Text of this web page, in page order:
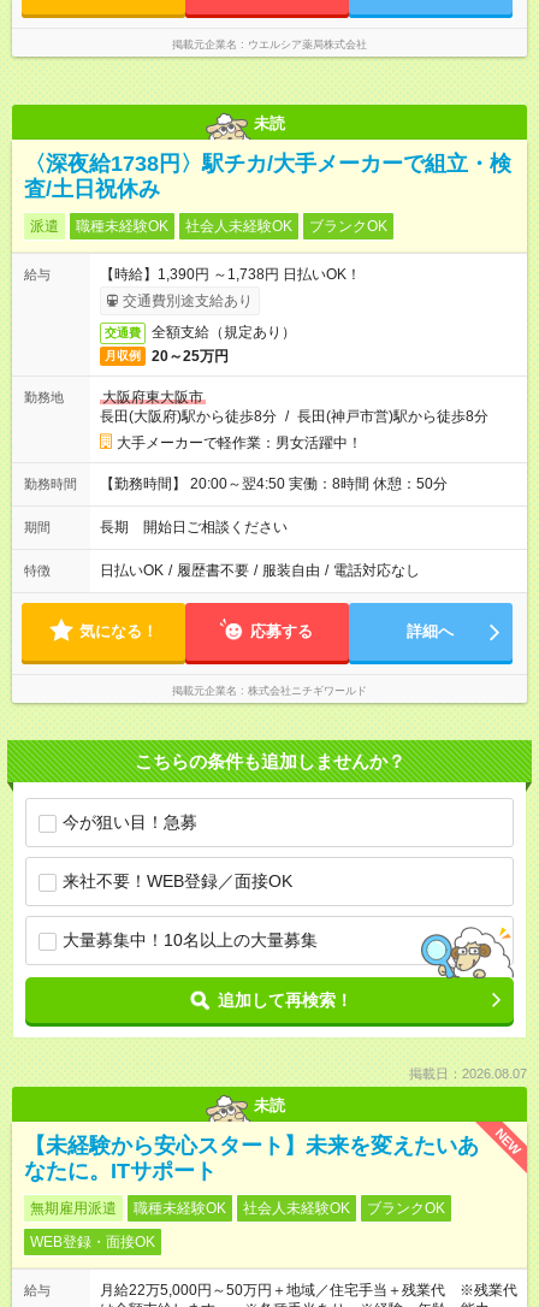
掲載元企業名 ウエルシア薬局株式会社
未読
〈深夜給1738円〉駅チカ/大手メーカーで組立・検
査/土日祝休み
派遣 職種未経験OK 社会人未経験OK ブランクOK
給与
【時給】1,390円 ～1,738円 日払いOK！
交通費別途支給あり
交通費 全額支給（規定あり）
月収例 20～25万円
勤務地
大阪府東大阪市
長田(大阪府)駅から徒歩8分 / 長田(神戸市営)駅から徒歩8分
大手メーカーで軽作業：男女活躍中！
勤務時間 【勤務時間】 20:00～翌4:50 実働：8時間 休憩：50分
期間 長期 開始日ご相談ください
特徴 日払いOK / 履歴書不要 / 服装自由 / 電話対応なし
気になる！ 応募する 詳細へ
掲載元企業名 株式会社ニチギワールド
こちらの条件も追加しませんか？
今が狙い目！急募
来社不要！WEB登録／面接OK
大量募集中！10名以上の大量募集
追加して再検索！
掲載日：2026.08.07
未読
NEW
【未経験から安心スタート】未来を変えたいあ
なたに。ITサポート
無期雇用派遣 職種未経験OK 社会人未経験OK
ブランクOK
WEB登録・面接OK
給与
月給22万5,000円～50万円＋地域／住宅手当＋残業代 ※残業代